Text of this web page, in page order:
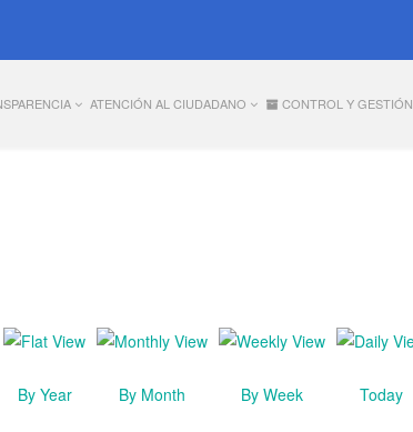
ATENCIÓN AL CIUDADANO CONTROL Y GESTIÓN
By Year By Month By Week Today